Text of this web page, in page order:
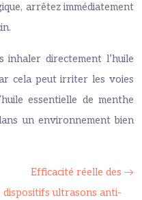
arrêtez immédiatement
directement l’huile
cela peut irriter les voies
essentielle de menthe
un environnement bien
Efficacité réelle des
dispositifs ultrasons anti-